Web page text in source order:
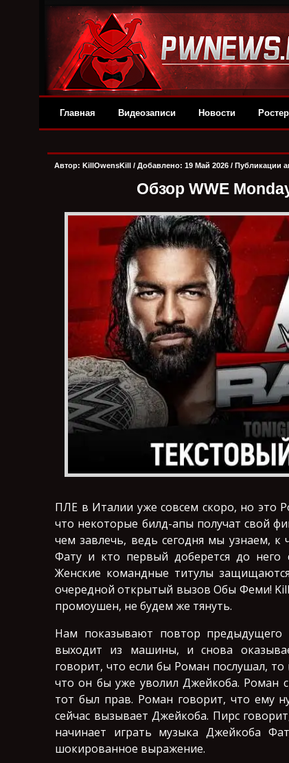
Главная Видеозаписи Новости Ростер
Автор: KillOwensKill / Добавлено: 19 Май 2026 / Публикации
Обзор WWE
ПЛЕ в Италии уже совсем скоро, но это
что некоторые билд-апы получат свой
чем завлечь, ведь сегодня мы узнаем, к
Фату и кто первый доберется до него
Женские командные титулы
очередной открытый вызов Обы Феми!
промоушен, не будем же тянуть.
Нам показывают повтор
выходит из машины, и снова
говорит, что если бы Роман послушал,
что он бы уже уволил Джейкоба. Роман
тот был прав. Роман говорит, что ему
сейчас вызывает Джейкоба. Пирс
начинает играть музыка Джейкоба
шокированное выражение.